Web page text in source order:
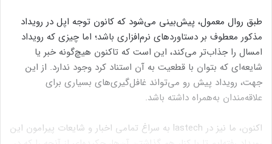
طبق روال معمول، پیش‌بینی می‌شود که کانون توجه اپل در رویداد
مذکور معطوف بر دستاوردهای نرم‌افزاری باشد؛ اما چیزی که رویداد
امسال را جذاب‌تر می‌کند، این است که تاکنون هیچ‌گونه خبر یا
شایعه‌ای که بتوان با قطعیت به آن استناد کرد وجود ندارد. از این
جهت، رویداد پیش رو می‌تواند غافل‌گیری‌های بسیاری برای
علاقه‌مندان به‌همراه داشته باشد.
اکنون، ما نیز در lastech به سراغ تمامی اخبار و شایعات پیرامون این